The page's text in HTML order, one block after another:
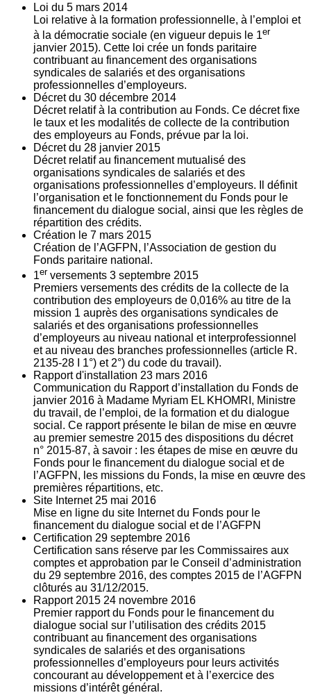
Loi du 5 mars 2014
Loi relative à la formation professionnelle, à l’emploi et
à la démocratie sociale (en vigueur depuis le 1er
janvier 2015). Cette loi crée un fonds paritaire
contribuant au financement des organisations
syndicales de salariés et des organisations
professionnelles d’employeurs.
Décret du 30 décembre 2014
Décret relatif à la contribution au Fonds. Ce décret fixe
le taux et les modalités de collecte de la contribution
des employeurs au Fonds, prévue par la loi.
Décret du 28 janvier 2015
Décret relatif au financement mutualisé des
organisations syndicales de salariés et des
organisations professionnelles d’employeurs. Il définit
l’organisation et le fonctionnement du Fonds pour le
financement du dialogue social, ainsi que les règles de
répartition des crédits.
Création le 7 mars 2015
Création de l’AGFPN, l’Association de gestion du
Fonds paritaire national.
1er versements 3 septembre 2015
Premiers versements des crédits de la collecte de la
contribution des employeurs de 0,016% au titre de la
mission 1 auprès des organisations syndicales de
salariés et des organisations professionnelles
d’employeurs au niveau national et interprofessionnel
et au niveau des branches professionnelles (article R.
2135‐28 I 1°) et 2°) du code du travail).
Rapport d'installation 23 mars 2016
Communication du Rapport d’installation du Fonds de
janvier 2016 à Madame Myriam EL KHOMRI, Ministre
du travail, de l’emploi, de la formation et du dialogue
social. Ce rapport présente le bilan de mise en œuvre
au premier semestre 2015 des dispositions du décret
n° 2015-87, à savoir : les étapes de mise en œuvre du
Fonds pour le financement du dialogue social et de
l’AGFPN, les missions du Fonds, la mise en œuvre des
premières répartitions, etc.
Site Internet 25 mai 2016
Mise en ligne du site Internet du Fonds pour le
financement du dialogue social et de l’AGFPN
Certification 29 septembre 2016
Certification sans réserve par les Commissaires aux
comptes et approbation par le Conseil d’administration
du 29 septembre 2016, des comptes 2015 de l’AGFPN
clôturés au 31/12/2015.
Rapport 2015 24 novembre 2016
Premier rapport du Fonds pour le financement du
dialogue social sur l’utilisation des crédits 2015
contribuant au financement des organisations
syndicales de salariés et des organisations
professionnelles d’employeurs pour leurs activités
concourant au développement et à l’exercice des
missions d’intérêt général.